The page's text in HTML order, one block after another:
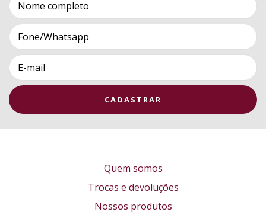
Quem somos
Trocas e devoluções
Nossos produtos